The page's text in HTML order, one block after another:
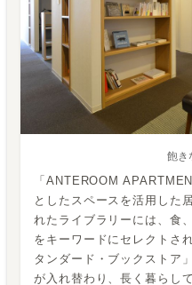
飽き
「ANTEROOM
としたスペースを活用した
れたライブラリーには、食
をキーワードにセレクトさ
タンダード・ブックストア
が入れ替わり、長く暮らし